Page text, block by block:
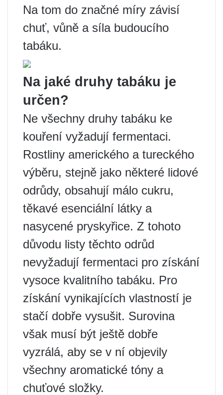
Na tom do značné míry závisí
chuť, vůně a síla budoucího
tabáku.
Na jaké druhy tabáku je
určen?
Ne všechny druhy tabáku ke
kouření vyžadují fermentaci.
Rostliny amerického a tureckého
výběru, stejně jako některé lidové
odrůdy, obsahují málo cukru,
těkavé esenciální látky a
nasycené pryskyřice. Z tohoto
důvodu listy těchto odrůd
nevyžadují fermentaci pro získání
vysoce kvalitního tabáku. Pro
získání vynikajících vlastností je
stačí dobře vysušit. Surovina
však musí být ještě dobře
vyzrálá, aby se v ní objevily
všechny aromatické tóny a
chuťové složky.